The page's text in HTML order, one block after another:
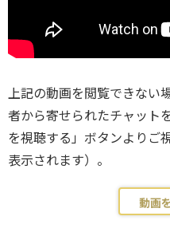
上記の動画を閲覧できない
者から寄せられたチャット
を視聴する」ボタンよりご
表示されます）。
動画